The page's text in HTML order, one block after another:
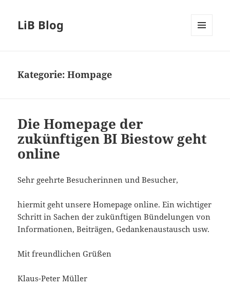
LiB Blog
Kategorie:Hompage
Die Homepage der
zukünftigen BI Biestow geht
online
Sehr geehrte Besucherinnen und Besucher,
hiermit geht unsere Homepage online. Ein wichtiger
Schritt in Sachen der zukünftigen Bündelungen von
Informationen, Beiträgen, Gedankenaustausch usw.
Mit freundlichen Grüßen
Klaus-Peter Müller